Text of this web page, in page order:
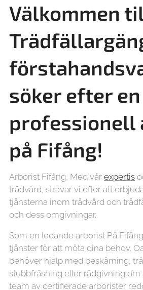
Välkommen
söker efter en
professionell
på Fifång!
Arborist Fifång, Med vår expertis
trädvård, strävar vi efter att
tjänsterna inom trädvård och
och dess omgivningar..
Som en ledande arborist På
tjänster för att möta dina behov.
behöver hjälp med beskärning,
stubbfräsning eller rådgivning om
team av certifierade arborister